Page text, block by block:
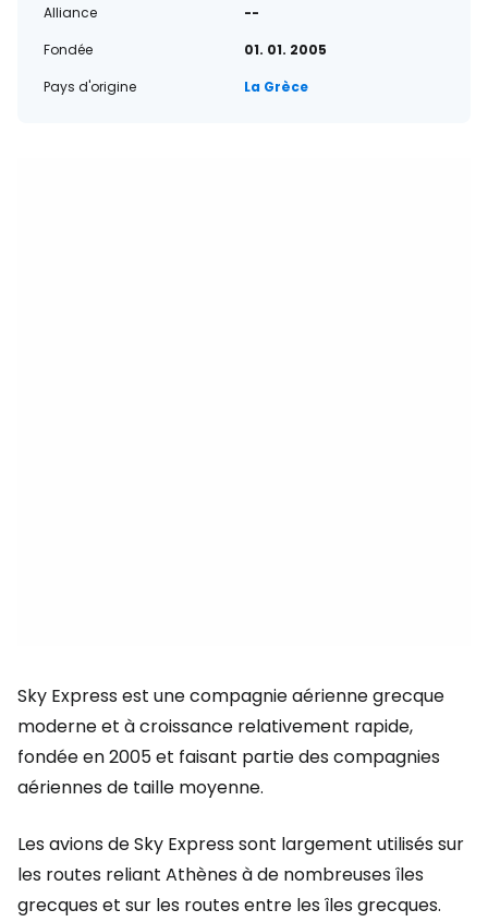
Alliance
--
Fondée
01. 01. 2005
Pays d'origine
La Grèce
Sky Express est une compagnie aérienne grecque
moderne et à croissance relativement rapide,
fondée en 2005 et faisant partie des compagnies
aériennes de taille moyenne.
Les avions de Sky Express sont largement utilisés sur
les routes reliant Athènes à de nombreuses îles
grecques et sur les routes entre les îles grecques.